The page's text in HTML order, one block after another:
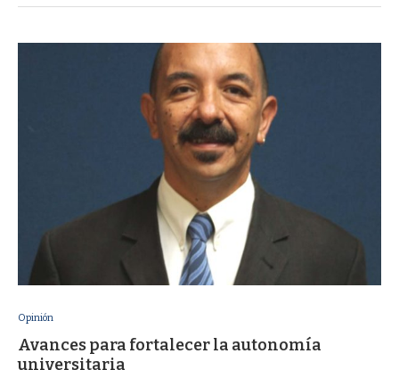
Opinión
Avances para fortalecer la autonomía
universitaria